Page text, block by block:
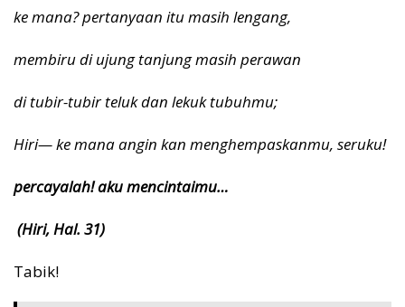
ke mana? pertanyaan itu masih lengang,
membiru di ujung tanjung masih perawan
di tubir-tubir teluk dan lekuk tubuhmu;
Hiri— ke mana angin kan menghempaskanmu, seruku!
percayalah! aku mencintaimu…
(Hiri, Hal. 31)
Tabik!